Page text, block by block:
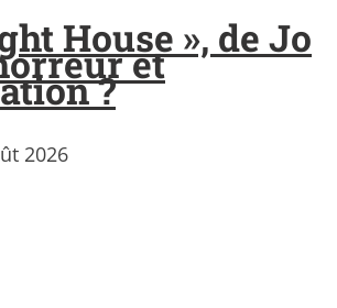
House », de Jo
et
?
2026